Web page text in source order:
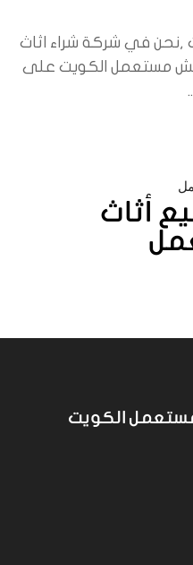
أثاث
,نحن في شركة شراء اثاث
مستعمل الكويت على
الكويت